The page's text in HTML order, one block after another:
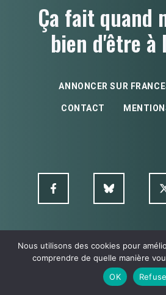
Ça fait quand
bien d'être à
ANNONCER SUR
CONTACT
© FSO MultimediA
Nous utilisons des cookies pour
comprendre de quelle manière
OK